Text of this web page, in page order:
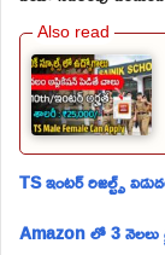
TS ఇంటర్ రిజల్ట్స్
Amazon లో 3 నెలలు